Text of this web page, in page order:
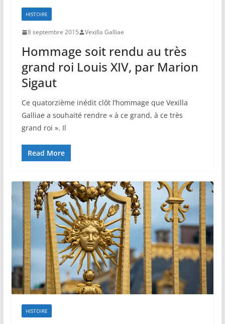
HISTOIRE
8 septembre 2015 Vexilla Galliae
Hommage soit rendu au très
grand roi Louis XIV, par Marion
Sigaut
Ce quatorzième inédit clôt l’hommage que Vexilla
Galliae a souhaité rendre « à ce grand, à ce très
grand roi ». Il
Read More
HISTOIRE